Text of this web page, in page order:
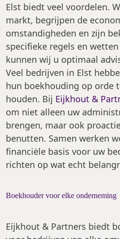
Elst biedt veel voordelen.
markt, begrijpen de
omstandigheden en zijn
specifieke regels en
kunnen wij u optimaal
Veel bedrijven in Elst
hun boekhouding op orde
houden. Bij Eijkhout &
om niet alleen uw
brengen, maar ook
benutten. Samen werken
financiële basis voor uw
richten op wat echt
Boekhouder voor elke onderneming
Eijkhout & Partners biedt